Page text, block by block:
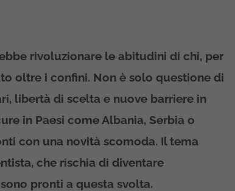
rivoluzionare le abitudini di chi, per
oltre i confini. Non è solo questione di
libertà di scelta e nuove barriere in
in Paesi come Albania, Serbia o
con una novità scomoda. Il tema
che rischia di diventare
pronti a questa svolta.